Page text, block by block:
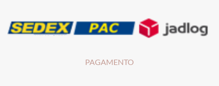
PAGAMENTO